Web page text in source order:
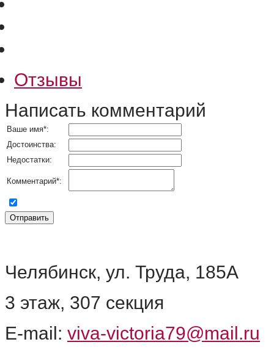
Отзывы
Написать комментарий
Ваше имя*:
Достоинства:
Недостатки:
Комментарий*:
Челябинск, ул. Труда, 185А
3 этаж, 307 секция
E-mail: viva-victoria79@mail.ru